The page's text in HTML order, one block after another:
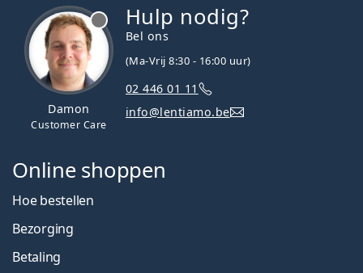
Damon
Customer Care
Hulp nodig?
Bel ons
(Ma-Vrij 8:30 - 16:00 uur)
02 446 01 11
info@lentiamo.be
Online shoppen
Hoe bestellen
Bezorging
Betaling